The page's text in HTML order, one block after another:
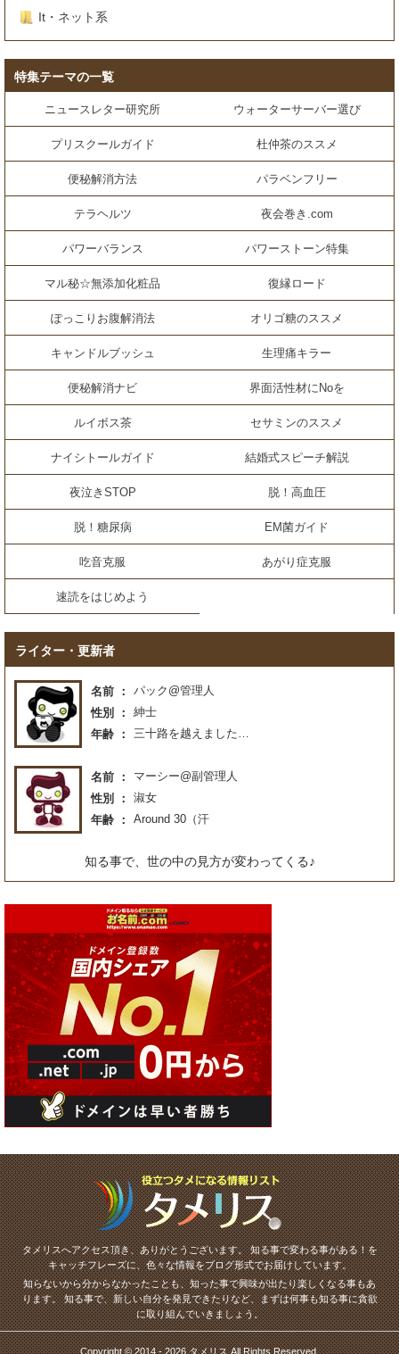
It・ネット系
特集テーマの一覧
ニュースレター研究所 ウォーターサーバー選び
プリスクールガイド 杜仲茶のススメ
便秘解消方法 パラベンフリー
テラヘルツ 夜会巻き.com
パワーバランス パワーストーン特集
マル秘☆無添加化粧品 復縁ロード
ぽっこりお腹解消法 オリゴ糖のススメ
キャンドルブッシュ 生理痛キラー
便秘解消ナビ 界面活性材にNoを
ルイボス茶 セサミンのススメ
ナイシトールガイド 結婚式スピーチ解説
夜泣きSTOP 脱！高血圧
脱！糖尿病 EM菌ガイド
吃音克服 あがり症克服
速読をはじめよう
ライター・更新者
名前
パック@管理人
性別
紳士
年齢
三十路を越えました…
名前
マーシー@副管理人
性別
淑女
年齢
Around 30（汗
知る事で、世の中の見方が変わってくる♪
タメリスへアクセス頂き、ありがとうございます。知る事で変わる事がある！を
キャッチフレーズに、色々な情報をブログ形式でお届けしています。
知らないから分からなかったことも、知った事で興味が出たり楽しくなる事もあ
ります。知る事で、新しい自分を発見できたりなど、まずは何事も知る事に貪欲
に取り組んでいきましょう。
Copyright © 2014 - 2026 タメリス All Rights Reserved.